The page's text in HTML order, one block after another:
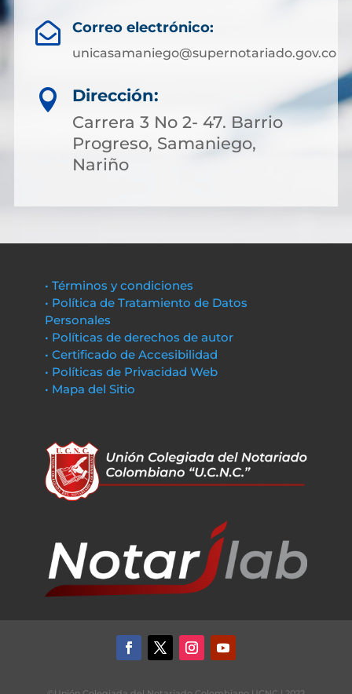
 Correo electrónico:
unicasamaniego@supernotariado.gov.co

Dirección:
Carrera 3 No 2- 47. Barrio
Progreso, Samaniego,
Nariño
• Términos y condiciones
• Política de Tratamiento de Datos
Personales
• Políticas de derechos de autor
• Certificado de Accesibilidad
• Políticas de Privacidad Web
• Mapa del Sitio